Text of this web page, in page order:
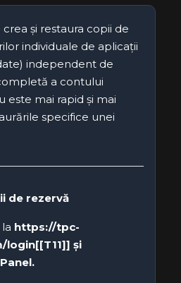
și restaura copii de
individuale de aplicații
independent de
a contului
este mai rapid și mai
specifice unei
de rezervă
https://tpc-
login[[T11]] și
.